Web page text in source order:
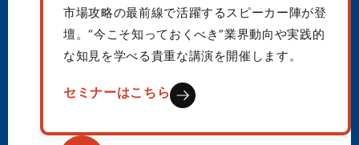
市場攻略の最前線で活躍するスピーカー陣が登
壇。“今こそ知っておくべき”業界動向や実践的
な知見を学べる貴重な講演を開催します。
セミナーはこちら